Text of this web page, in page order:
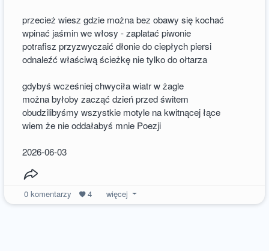
przecież wiesz gdzie można bez obawy się kochać
wpinać jaśmin we włosy - zaplatać piwonie
potrafisz przyzwyczaić dłonie do ciepłych piersi
odnaleźć właściwą ścieżkę nie tylko do ołtarza
gdybyś wcześniej chwyciła wiatr w żagle
można byłoby zacząć dzień przed świtem
obudzilibyśmy wszystkie motyle na kwitnącej łące
wiem że nie oddałabyś mnie Poezji
2026-06-03
0komentarzy 4 więcej